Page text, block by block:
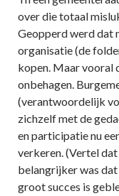
over die totaal
Geopperd werd dat
organisatie (de
kopen. Maar vooral
onbehagen.
(verantwoordelijk
zichzelf met de
en participatie nu
verkeren. (Vertel
belangrijker was
groot succes is